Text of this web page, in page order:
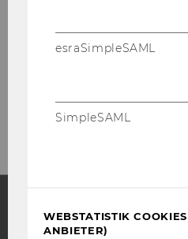
1020 Wien
esraSimpleSAML
SimpleSAML
WEBSTATISTIK
ANBIETER)